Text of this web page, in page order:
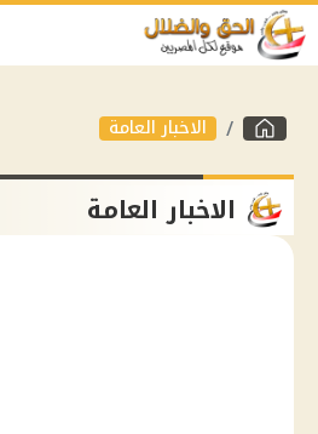
الاخبار العامة
الاخبار العامة